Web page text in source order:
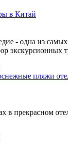
в Китай
- одна из
экскурсионных
пляжи
в прекрасном